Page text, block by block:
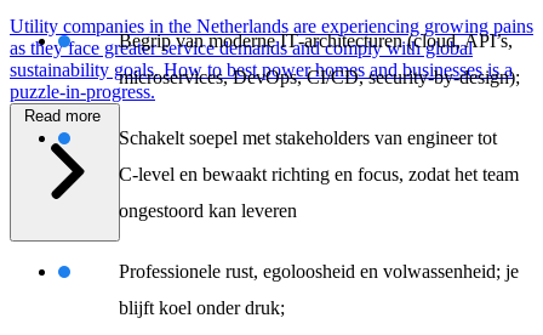
Begrip van moderne IT‑architecturen (cloud, API’s,
microservices, DevOps, CI/CD, security‑by‑design);
Schakelt soepel met stakeholders van engineer tot
C‑level en bewaakt richting en focus, zodat het team
ongestoord kan leveren
Professionele rust, egoloosheid en volwassenheid; je
blijft koel onder druk;
Utility companies in the Netherlands are experiencing growing pains
as they face greater service demands and comply with global
sustainability goals. How to best power homes and businesses is a
puzzle-in-progress.
Read more